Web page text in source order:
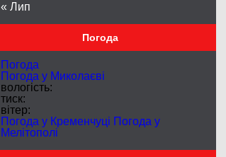
« Лип
Погода
Погода
Погода у Миколаєві
вологість:
тиск:
вітер:
Погода у Кременчуці Погода у
Мелітополі